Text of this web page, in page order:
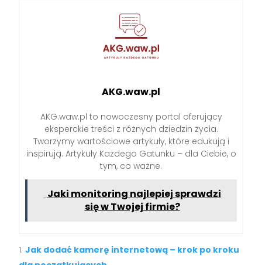
AKG.waw.pl
AKG.waw.pl to nowoczesny portal oferujący
eksperckie treści z różnych dziedzin życia.
Tworzymy wartościowe artykuły, które edukują i
inspirują. Artykuły Każdego Gatunku – dla Ciebie, o
tym, co ważne.
Jaki monitoring najlepiej sprawdzi
się w Twojej firmie?
Jak dodać kamerę internetową – krok po kroku